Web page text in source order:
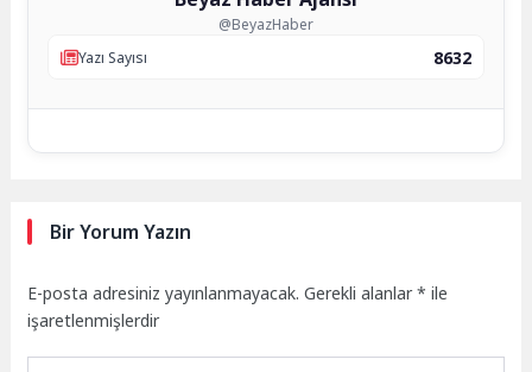
@BeyazHaber
Yazı Sayısı
8632
Bir Yorum Yazın
E-posta adresiniz yayınlanmayacak. Gerekli alanlar* ile
işaretlenmişlerdir